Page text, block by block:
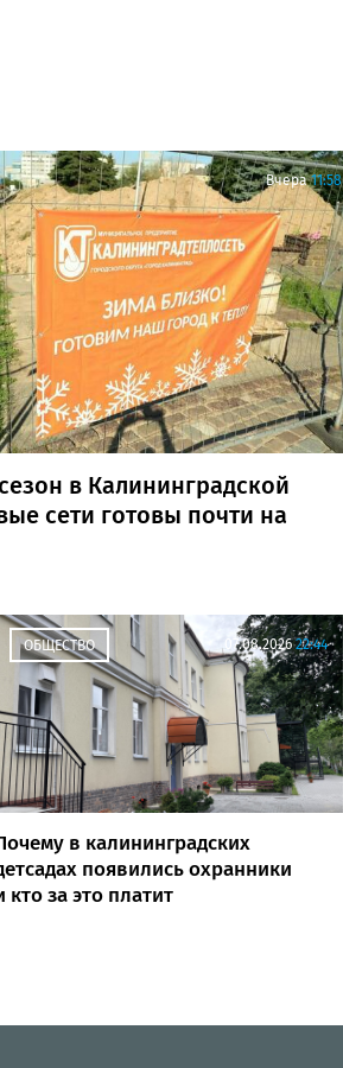
Вчера 11:58
в Калининградской
сети готовы почти на
ОБЩЕСТВО 07.08.2026 22:44
в калининградских
появились охранники
кто за это платит